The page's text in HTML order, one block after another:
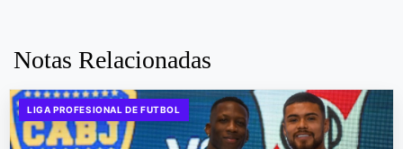
Notas Relacionadas
LIGA PROFESIONAL DE FUTBOL